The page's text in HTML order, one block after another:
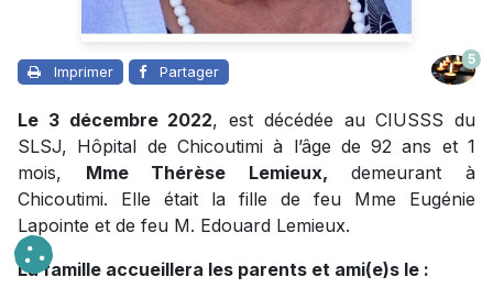
Imprimer Partager
5
Le 3 décembre 2022, est décédée au CIUSSS du
SLSJ, Hôpital de Chicoutimi à l’âge de 92 ans et 1
mois, Mme Thérèse Lemieux, demeurant à
Chicoutimi. Elle était la fille de feu Mme Eugénie
Lapointe et de feu M. Edouard Lemieux.
La famille accueillera les parents et ami(e)s le :